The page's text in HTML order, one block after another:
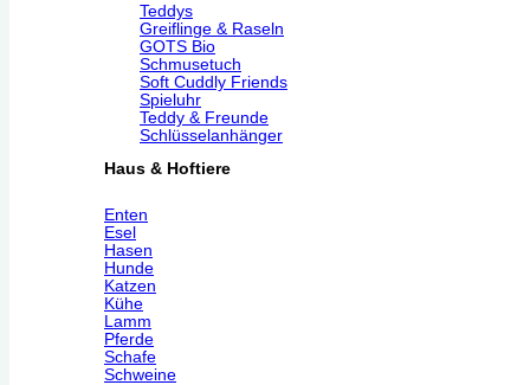
Teddys
Greiflinge & Raseln
GOTS Bio
Schmusetuch
Soft Cuddly Friends
Spieluhr
Teddy & Freunde
Schlüsselanhänger
Haus & Hoftiere
Enten
Esel
Hasen
Hunde
Katzen
Kühe
Lamm
Pferde
Schafe
Schweine